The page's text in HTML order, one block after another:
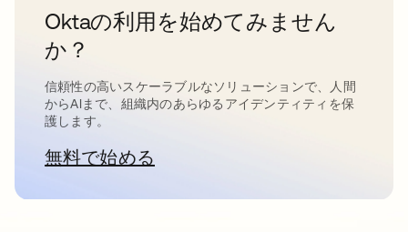
Oktaの利用を始めてみません
か？
信頼性の高いスケーラブルなソリューションで、人間
からAIまで、組織内のあらゆるアイデンティティを保
護します。
無料で始める新しいタブで開く